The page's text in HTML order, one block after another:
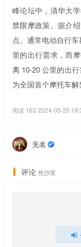
峰论坛中，清华大
禁限摩政策。据介
点。通常电动自行
里的出行需求，而
离 10-20 公里的出
为全国首个摩托车解
阅读 163 2024-05-25
无名
评论 抢沙发